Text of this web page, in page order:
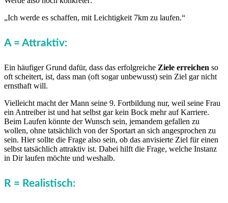
„Ich werde es schaffen, mit Leichtigkeit 7km zu laufen.“
A = Attraktiv:
Ein häufiger Grund dafür, dass das erfolgreiche Ziele erreichen so
oft scheitert, ist, dass man (oft sogar unbewusst) sein Ziel gar nicht
ernsthaft will.
Vielleicht macht der Mann seine 9. Fortbildung nur, weil seine Frau
ein Antreiber ist und hat selbst gar kein Bock mehr auf Karriere.
Beim Laufen könnte der Wunsch sein, jemandem gefallen zu
wollen, ohne tatsächlich von der Sportart an sich angesprochen zu
sein. Hier sollte die Frage also sein, ob das anvisierte Ziel für einen
selbst tatsächlich attraktiv ist. Dabei hilft die Frage, welche Instanz
in Dir laufen möchte und weshalb.
R = Realistisch: